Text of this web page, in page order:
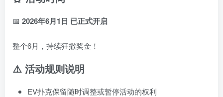
📅 2026年6月1日 已正式开启
整个6月，持续狂撒奖金！
⚠️ 活动规则说明
EV扑克保留随时调整或暂停活动的权利